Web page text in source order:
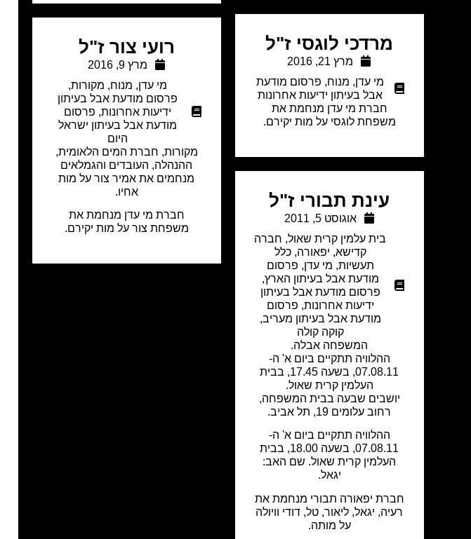
מרדכי לוגסי ז"ל
מרץ 21, 2016
מי עדן, מנוח, פרסום מודעת
אבל בעיתון ידיעות אחרונות
חברת מי עדן מנחמת את
משפחת לוגסי על מות יקירם.
רועי צור ז"ל
מרץ 9, 2016
מי עדן, מנוח, מקורות,
פרסום מודעת אבל בעיתון
ידיעות אחרונות, פרסום
מודעת אבל בעיתון ישראל
היום
מקורות, חברת המים הלאומית,
ההנהלה, העובדים והגמלאים
מנחמים את אמיר צור על מות
אחיו.
חברת מי עדן מנחמת את
משפחת צור על מות יקירם.
עינת תבורי ז"ל
אוגוסט 5, 2011
בית עלמין קרית שאול, חברה
קדישא, יפאורה,כלל
תעשיות, מי עדן, פרסום
מודעת אבל בעיתון הארץ,
פרסום מודעת אבל בעיתון
ידיעות אחרונות, פרסום
מודעת אבל בעיתון מעריב,
קוקה קולה
המשפחה אבלה.
ההלוויה תתקיים ביום א' ה-
07.08.11, בשעה 17.45, בבית
העלמין קרית שאול.
יושבים שבעה בבית המשפחה,
רחוב עלומים 19, תל אביב.
ההלוויה תתקיים ביום א' ה-
07.08.11, בשעה 18.00, בבית
העלמין קרית שאול. שם האב:
יגאל.
חברת יפאורה תבורי מנחמת את
רעיה, יגאל, ליאור, טל, דודי וויולה
על מותה.